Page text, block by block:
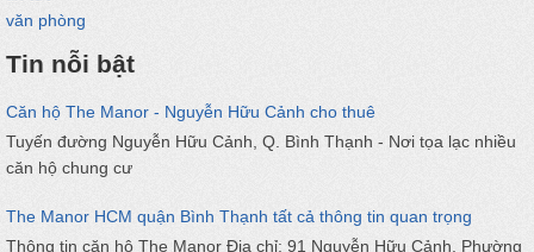
văn phòng
Tin nỗi bật
Căn hộ The Manor - Nguyễn Hữu Cảnh cho thuê
Tuyến đường Nguyễn Hữu Cảnh, Q. Bình Thạnh - Nơi tọa lạc nhiều
căn hộ chung cư
The Manor HCM quận Bình Thạnh tất cả thông tin quan trọng
Thông tin căn hộ The Manor Địa chỉ: 91 Nguyễn Hữu Cảnh, Phường